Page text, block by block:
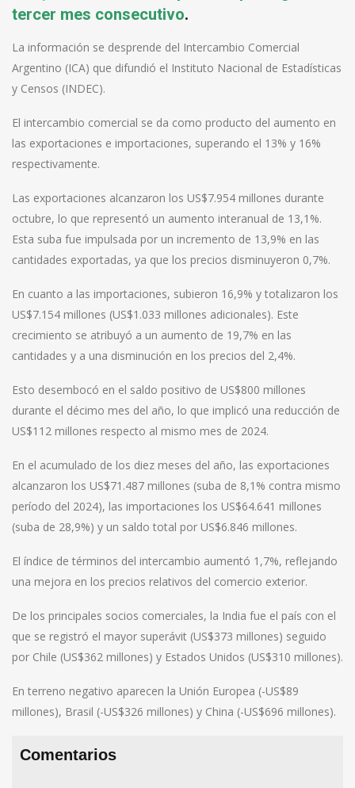
tercer mes consecutivo.
La información se desprende del Intercambio Comercial
Argentino (ICA) que difundió el Instituto Nacional de Estadísticas
y Censos (INDEC).
El intercambio comercial se da como producto del aumento en
las exportaciones e importaciones, superando el 13% y 16%
respectivamente.
Las exportaciones alcanzaron los US$7.954 millones durante
octubre, lo que representó un aumento interanual de 13,1%.
Esta suba fue impulsada por un incremento de 13,9% en las
cantidades exportadas, ya que los precios disminuyeron 0,7%.
En cuanto a las importaciones, subieron 16,9% y totalizaron los
US$7.154 millones (US$1.033 millones adicionales). Este
crecimiento se atribuyó a un aumento de 19,7% en las
cantidades y a una disminución en los precios del 2,4%.
Esto desembocó en el saldo positivo de US$800 millones
durante el décimo mes del año, lo que implicó una reducción de
US$112 millones respecto al mismo mes de 2024.
En el acumulado de los diez meses del año, las exportaciones
alcanzaron los US$71.487 millones (suba de 8,1% contra mismo
período del 2024), las importaciones los US$64.641 millones
(suba de 28,9%) y un saldo total por US$6.846 millones.
El índice de términos del intercambio aumentó 1,7%, reflejando
una mejora en los precios relativos del comercio exterior.
De los principales socios comerciales, la India fue el país con el
que se registró el mayor superávit (US$373 millones) seguido
por Chile (US$362 millones) y Estados Unidos (US$310 millones).
En terreno negativo aparecen la Unión Europea (-US$89
millones), Brasil (-US$326 millones) y China (-US$696 millones).
Comentarios